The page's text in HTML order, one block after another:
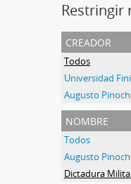
Restringir
creador
Todos
Universidad
Augusto
nombre
Todos
Augusto
Dictadura